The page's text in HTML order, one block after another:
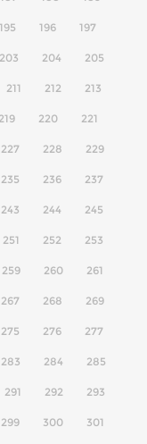
195 196 197
203 204 205
211 212 213
219 220 221
227 228 229
235 236 237
243 244 245
251 252 253
259 260 261
267 268 269
275 276 277
283 284 285
291 292 293
299 300 301